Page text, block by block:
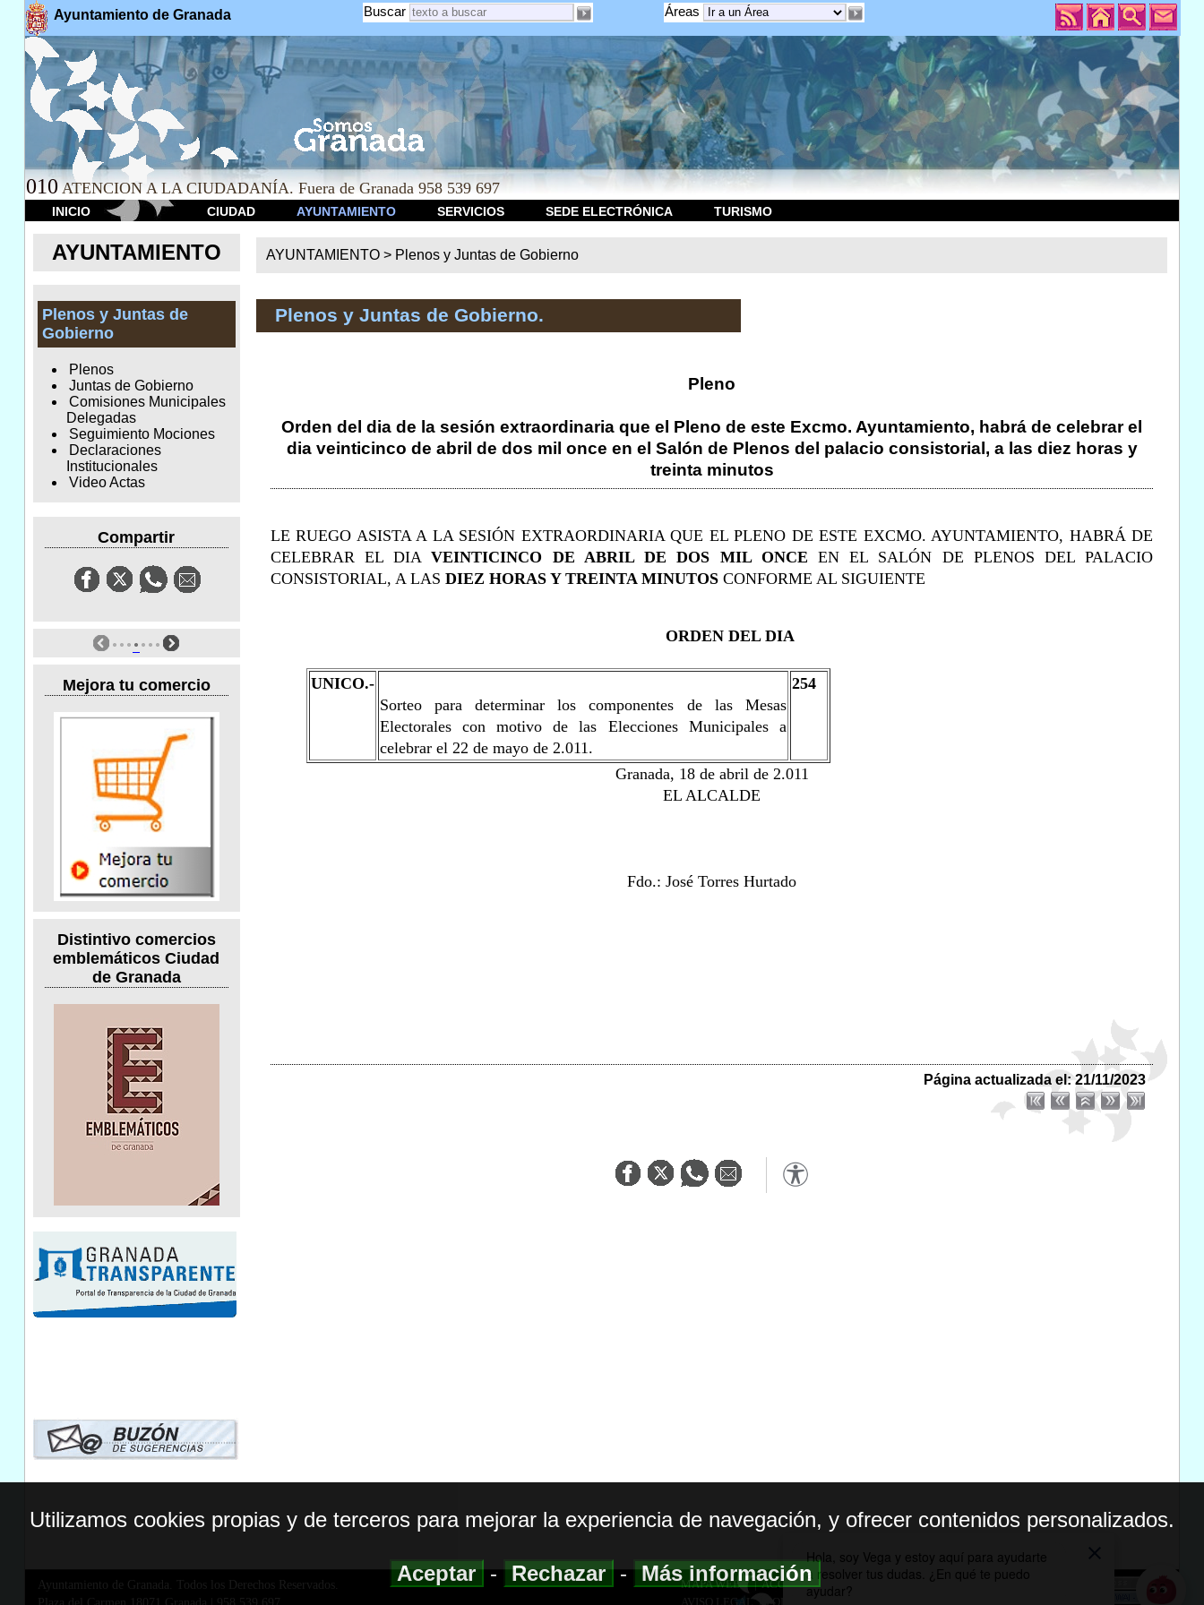
Ayuntamiento de Granada Áreas
Buscar
010 ATENCION A LA CIUDADANÍA. Fuera de Granada 958 539 697
INICIO CIUDAD AYUNTAMIENTO SERVICIOS SEDE ELECTRÓNICA TURISMO
AYUNTAMIENTO
Plenos y Juntas de
Gobierno
Plenos
Juntas de Gobierno
Comisiones Municipales
Delegadas
Seguimiento Mociones
Declaraciones
Institucionales
Video Actas
Compartir
Mejora tu comercio
Distintivo comercios
emblemáticos Ciudad
de Granada
AYUNTAMIENTO > Plenos y Juntas de Gobierno
Plenos y Juntas de Gobierno.
Pleno
Orden del dia de la sesión extraordinaria que el Pleno de este Excmo. Ayuntamiento, habrá de celebrar el
dia veinticinco de abril de dos mil once en el Salón de Plenos del palacio consistorial, a las diez horas y
treinta minutos
LE RUEGO ASISTA A LA SESIÓN EXTRAORDINARIA QUE EL PLENO DE ESTE EXCMO. AYUNTAMIENTO, HABRÁ DE
CELEBRAR EL DIAVEINTICINCO DE ABRIL DE DOS MIL ONCE EN EL SALÓN DE PLENOS DEL PALACIO
CONSISTORIAL, A LAS DIEZ HORAS Y TREINTA MINUTOSCONFORME AL SIGUIENTE
ORDEN DEL DIA
UNICO.-
Sorteo para determinar los componentes de las Mesas
Electorales con motivo de las Elecciones Municipales a
celebrar el 22 de mayo de 2.011.
254
Granada, 18 de abril de 2.011
EL ALCALDE
Fdo.: José Torres Hurtado
Página actualizada el: 21/11/2023
Ayuntamiento de Granada. Todos los Derechos Reservados.
MAPA WEB|ACCESIBILIDAD
AVISO LEGAL| POLITICA DE PRIVACIDAD
Utilizamos cookies propias y de terceros para mejorar la experiencia de navegación, y ofrecer contenidos personalizados.
Aceptar-Rechazar-Más información